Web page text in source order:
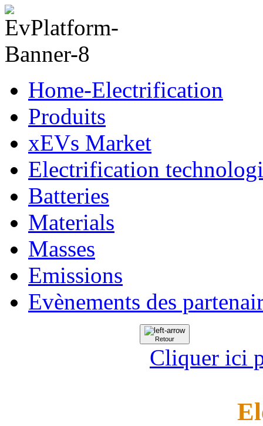
Home-Electrification
Produits
xEVs Market
Electrification
Batteries
Materials
Masses
Emissions
Evènements des
Retour
Cliquer ici